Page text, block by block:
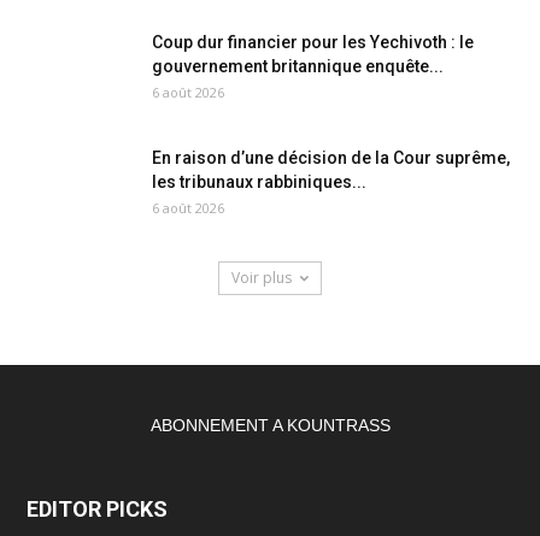
Coup dur financier pour les Yechivoth : le
gouvernement britannique enquête...
6 août 2026
En raison d’une décision de la Cour suprême,
les tribunaux rabbiniques...
6 août 2026
Voir plus
ABONNEMENT A KOUNTRASS
EDITOR PICKS